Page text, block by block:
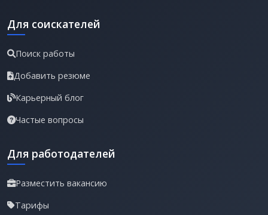
Для соискателей
Поиск работы
Добавить резюме
Карьерный блог
Частые вопросы
Для работодателей
Разместить вакансию
Тарифы